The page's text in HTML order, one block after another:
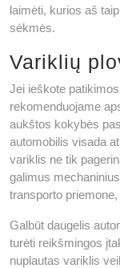
laimėti, kurios aš
sėkmės.
Variklių
Jei ieškote
rekomenduojame
aukštos kokybės
automobilis visada
variklis ne tik
galimus
transporto
Galbūt daugelis
turėti reikšmingos
nuplautas variklis